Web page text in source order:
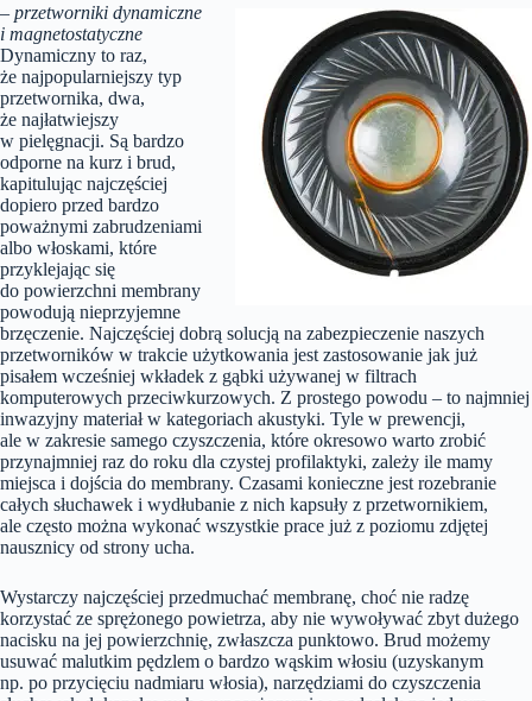
– przetworniki dynamiczne
i magnetostatyczne
Dynamiczny to raz,
że najpopularniejszy typ
przetwornika, dwa,
że najłatwiejszy
w pielęgnacji. Są bardzo
odporne na kurz i brud,
kapitulując najczęściej
dopiero przed bardzo
poważnymi zabrudzeniami
albo włoskami, które
przyklejając się
do powierzchni membrany
powodują nieprzyjemne
brzęczenie. Najczęściej dobrą solucją na zabezpieczenie naszych
przetworników w trakcie użytkowania jest zastosowanie jak już
pisałem wcześniej wkładek z gąbki używanej w filtrach
komputerowych przeciwkurzowych. Z prostego powodu – to najmniej
inwazyjny materiał w kategoriach akustyki. Tyle w prewencji,
ale w zakresie samego czyszczenia, które okresowo warto zrobić
przynajmniej raz do roku dla czystej profilaktyki, zależy ile mamy
miejsca i dojścia do membrany. Czasami konieczne jest rozebranie
całych słuchawek i wydłubanie z nich kapsuły z przetwornikiem,
ale często można wykonać wszystkie prace już z poziomu zdjętej
nausznicy od strony ucha.
Wystarczy najczęściej przedmuchać membranę, choć nie radzę
korzystać ze sprężonego powietrza, aby nie wywoływać zbyt dużego
nacisku na jej powierzchnię, zwłaszcza punktowo. Brud możemy
usuwać malutkim pędzlem o bardzo wąskim włosiu (uzyskanym
np. po przycięciu nadmiaru włosia), narzędziami do czyszczenia